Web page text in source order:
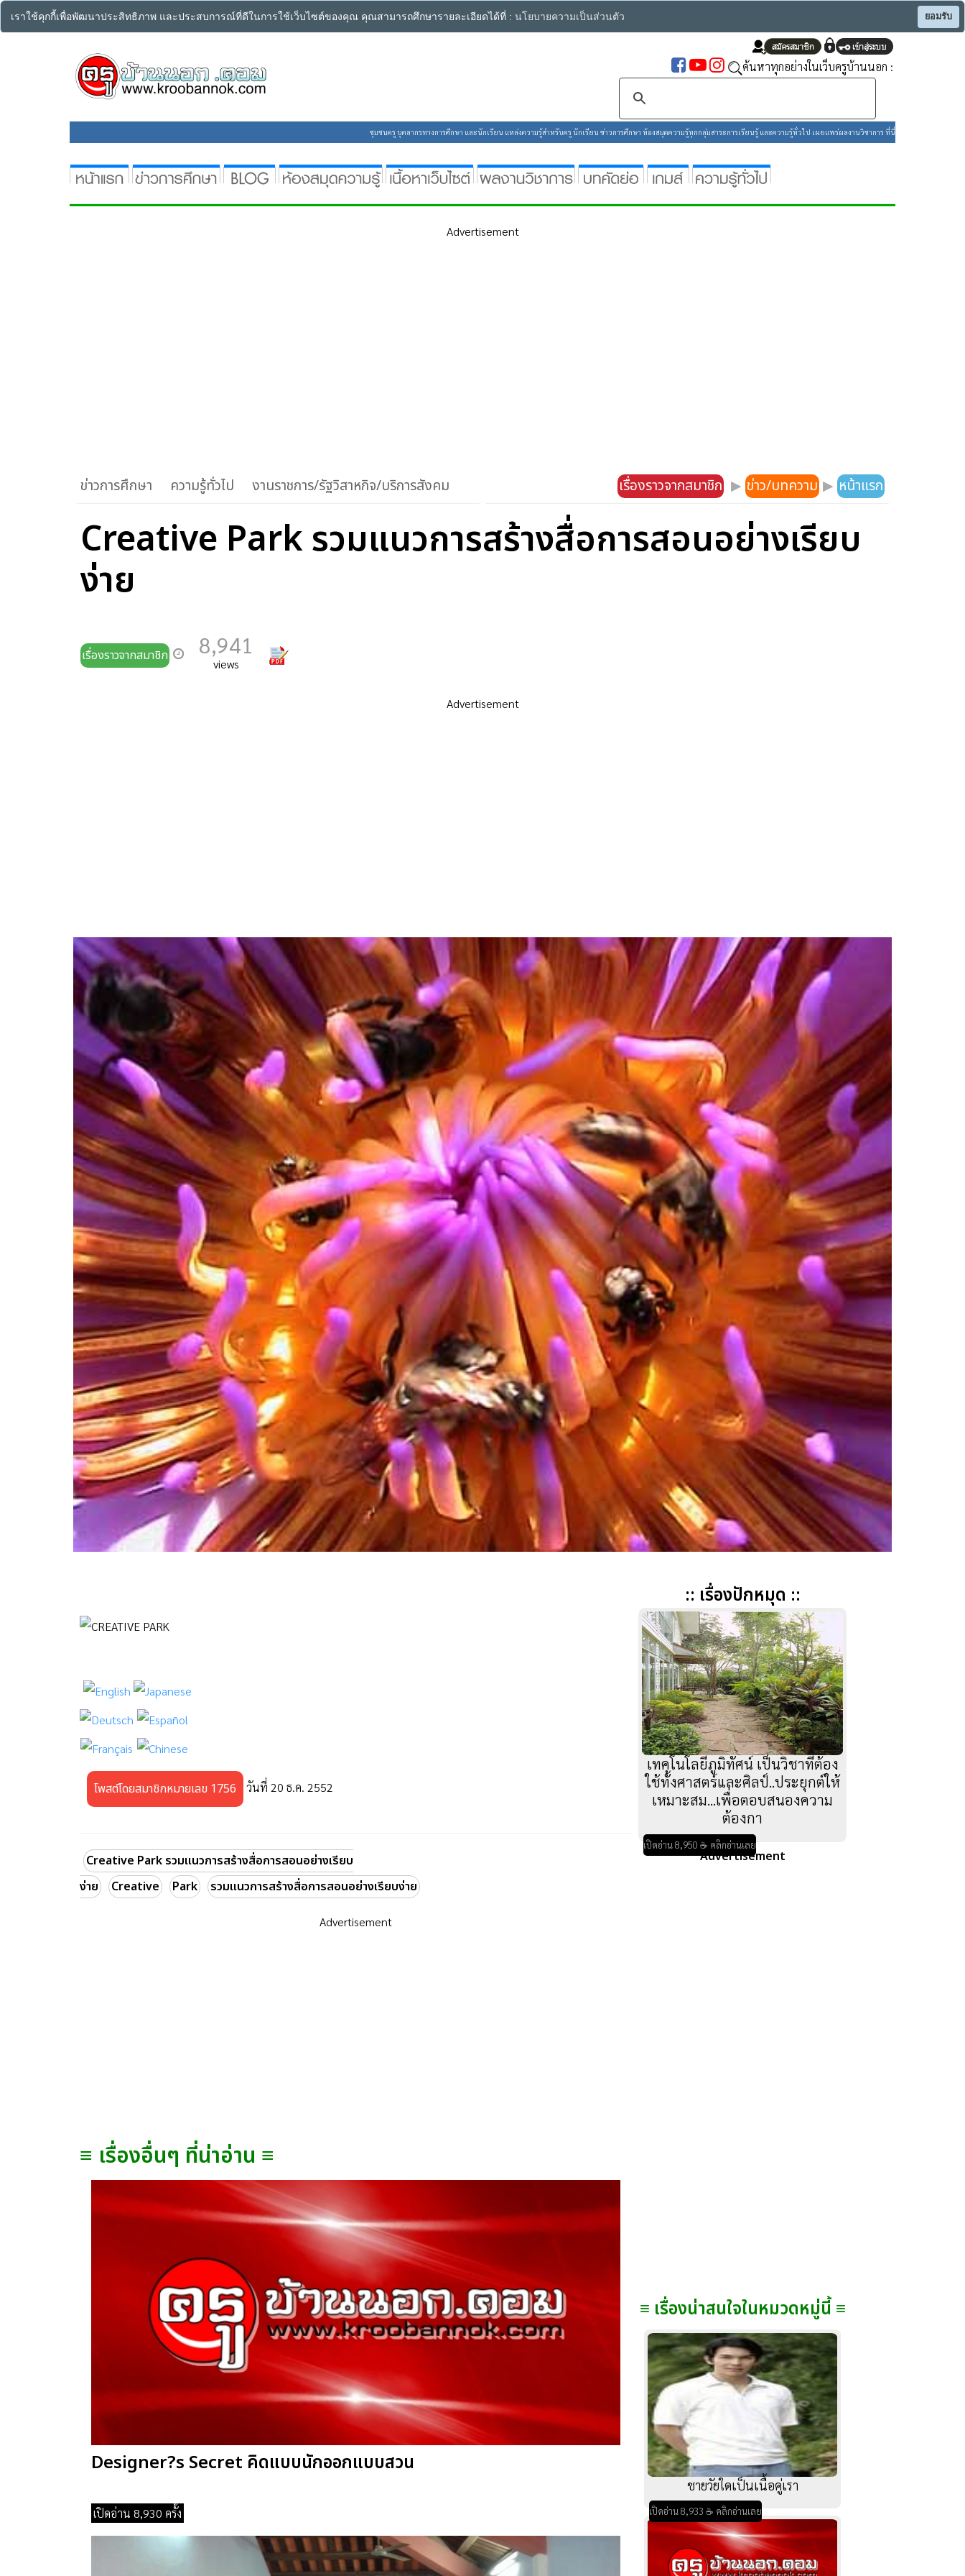
เราใช้คุกกี้เพื่อพัฒนาประสิทธิภาพ และประสบการณ์ที่ดีในการใช้เว็บไซต์ของคุณ คุณสามารถศึกษารายละเอียดได้ที่ : นโยบายความเป็นส่วนตัว ยอมรับ
ค้นหาทุกอย่างในเว็บครูบ้านนอก :
ชุมชนครู บุคลากรทางการศึกษา และนักเรียน แหล่งความรู้สำหรับครู นักเรียน ข่าวการศึกษา ห้องสมุดความรู้ทุกกลุ่มสาระการเรียนรู้ และความรู้ทั่วไป เผยแพร่ผลงานวิชาการ ที่นี่
Advertisement
ข่าวการศึกษา ความรู้ทั่วไป งานราชการ/รัฐวิสาหกิจ/บริการสังคม เรื่องราวจากสมาชิก ▶ ข่าว/บทความ ▶ หน้าแรก
Creative Park รวมแนวการสร้างสื่อการสอนอย่างเรียบ
ง่าย
เรื่องราวจากสมาชิก 8,941
views
Advertisement
โพสต์โดยสมาชิกหมายเลข 1756 วันที่ 20 ธ.ค. 2552
Creative Park รวมแนวการสร้างสื่อการสอนอย่างเรียบ
ง่าย
Creative Park รวมแนวการสร้างสื่อการสอนอย่างเรียบง่าย
Advertisement
≡ เรื่องอื่นๆ ที่น่าอ่าน ≡
Designer?s Secret คิดแบบนักออกแบบสวน
เปิดอ่าน 8,930 ครั้ง
:: เรื่องปักหมุด ::
เทคโนโลยีภูมิทัศน์ เป็นวิชาที่ต้อง
ใช้ทั้งศาสตร์และศิลป์..ประยุกต์ให้
เหมาะสม...เพื่อตอบสนองความ
ต้องกา
เปิดอ่าน 8,950 ☕ คลิกอ่านเลย
Advertisement
≡ เรื่องน่าสนใจในหมวดหมู่นี้ ≡
ชายวัยใดเป็นเนื้อคู่เรา
เปิดอ่าน 8,933 ☕ คลิกอ่านเลย